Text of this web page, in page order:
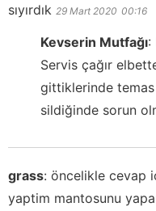
sıyırdık 29 Mart 2020 00:16
Kevserin Mutfağı:
Servis çağır
gittiklerinde
sildiğinde sorun
grass: öncelikle cevap
yaptim mantosunu